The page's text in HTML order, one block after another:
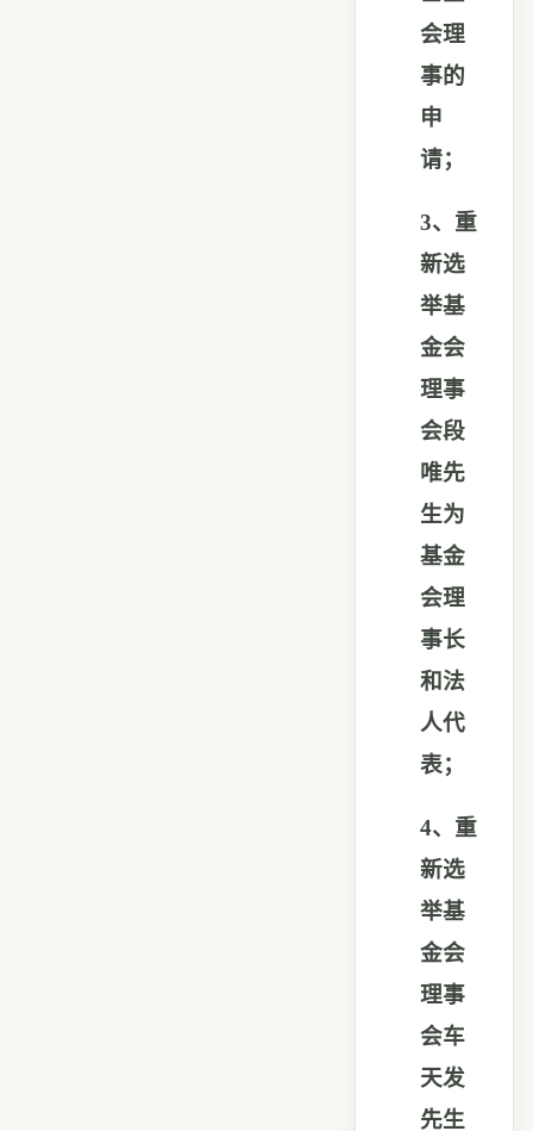
会理
事的
申
请；
3、重
新选
举基
金会
理事
会段
唯先
生为
基金
会理
事长
和法
人代
表；
4、重
新选
举基
金会
理事
会车
天发
先生